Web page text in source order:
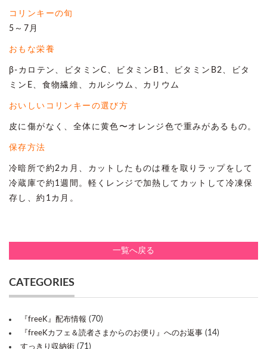
コリンキーの旬
5～7月
おもな栄養
β-カロテン、ビタミンC、ビタミンB1、ビタミンB2、ビタ
ミンE、食物繊維、カルシウム、カリウム
おいしい コリンキーの選び方
皮に傷がなく、全体に黄色〜オレンジ色で重みがあるもの。
保存方法
冷暗所で約2カ月、カットしたものは種を取りラップをして
冷蔵庫で約1週間。軽くレンジで加熱してカットして冷凍保
存し、約1カ月。
一覧へ戻る
CATEGORIES
『freeK』配布情報 (70)
『freeKカフェ＆読者さまからのお便り』へのお返事 (14)
すっきり収納術 (71)